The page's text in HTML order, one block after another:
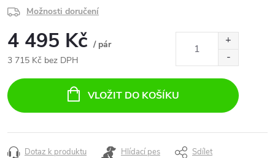
Možnosti doručení
4 495 Kč / pár
3 715 Kč bez DPH
cena:
VLOŽIT DO KOŠÍKU
Dotaz k produktu Hlídací pes Sdílet